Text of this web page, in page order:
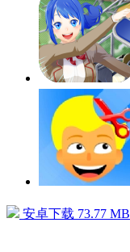
安卓下载 73.77 MB